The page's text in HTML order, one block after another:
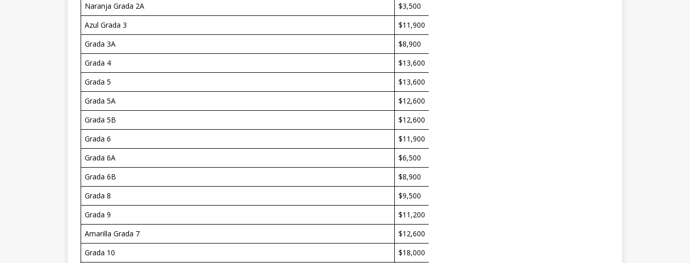
Naranja Grada 2A
$3,500
Azul Grada 3
$11,900
Grada 3A
$8,900
Grada 4
$13,600
Grada 5
$13,600
Grada 5A
$12,600
Grada 5B
$12,600
Grada 6
$11,900
Grada 6A
$6,500
Grada 6B
$8,900
Grada 8
$9,500
Grada 9
$11,200
Amarilla Grada 7
$12,600
Grada 10
$18,000